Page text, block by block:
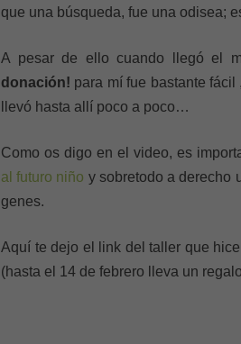
que una búsqueda, fue una odisea;
A pesar de ello cuando llegó el
donación! para mí fue bastante
llevó hasta allí poco a poco…
Como os digo en el video, es
al futuro niño y sobretodo a derecho
genes.
Aquí te dejo el link del taller que
(hasta el 14 de febrero lleva un